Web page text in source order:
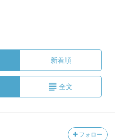
新着順
全文
フォロー